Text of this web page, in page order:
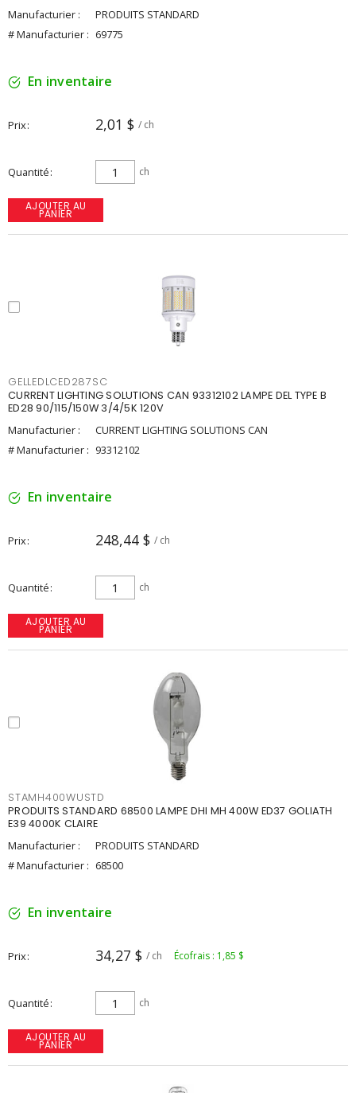
Manufacturier :
PRODUITS STANDARD
# Manufacturier : 69775
En inventaire
Prix 2,01 $ / ch
Quantité ch
AJOUTER AU
PANIER
GELLEDLCED287SC
CURRENT LIGHTING SOLUTIONS CAN 93312102 LAMPE DEL TYPE B
ED28 90/115/150W 3/4/5K 120V
Manufacturier :
CURRENT LIGHTING SOLUTIONS CAN
# Manufacturier : 93312102
En inventaire
Prix 248,44 $ / ch
Quantité ch
AJOUTER AU
PANIER
STAMH400WUSTD
PRODUITS STANDARD 68500 LAMPE DHI MH 400W ED37 GOLIATH
E39 4000K CLAIRE
Manufacturier :
PRODUITS STANDARD
# Manufacturier : 68500
En inventaire
Prix 34,27 $ / ch Écofrais : 1,85 $
Quantité ch
AJOUTER AU
PANIER